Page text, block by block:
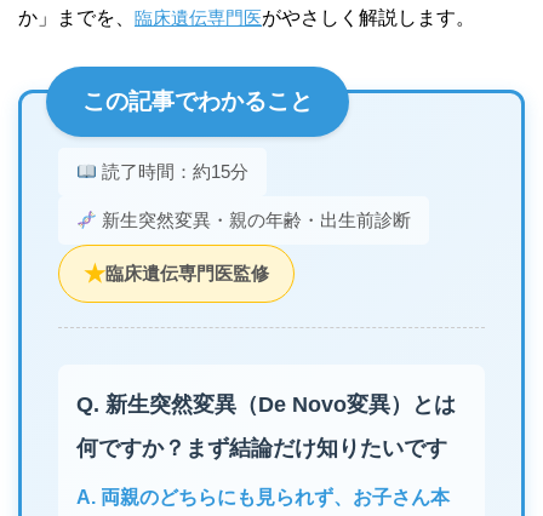
か」までを、 臨床遺伝専門医がやさしく解説します。
この記事でわかること
読了時間：約15分
新生突然変異・親の年齢・出生前診断
★臨床遺伝専門医監修
Q. 新生突然変異（De Novo変異）とは
何ですか？まず結論だけ知りたいです
A. 両親のどちらにも見られず、お子さん本